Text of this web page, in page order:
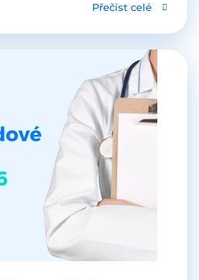
Přečíst celé